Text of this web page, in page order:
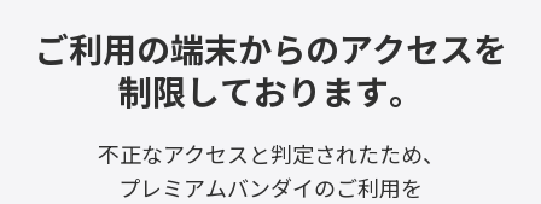
ご利用の端末からのアクセスを
制限しております。
不正なアクセスと判定されたため、
プレミアムバンダイのご利用を